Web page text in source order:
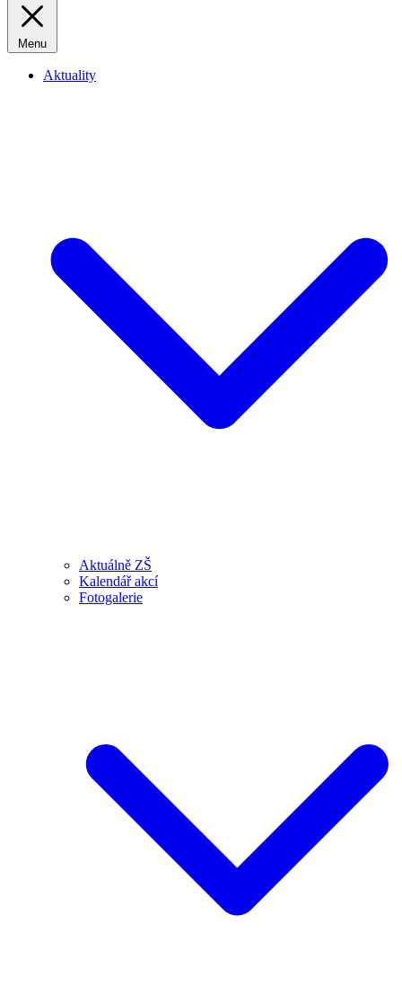
Menu
Aktuality
Aktuálně ZŠ
Kalendář akcí
Fotogalerie